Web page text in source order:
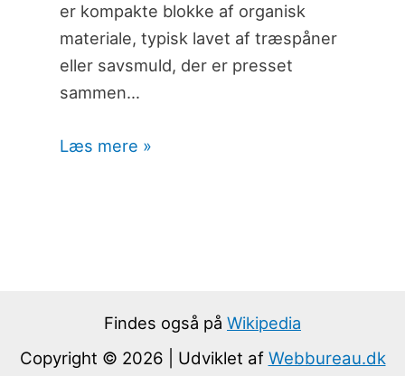
er kompakte blokke af organisk
materiale, typisk lavet af træspåner
eller savsmuld, der er presset
sammen…
Læs mere »
Findes også på Wikipedia
Copyright © 2026 | Udviklet af Webbureau.dk